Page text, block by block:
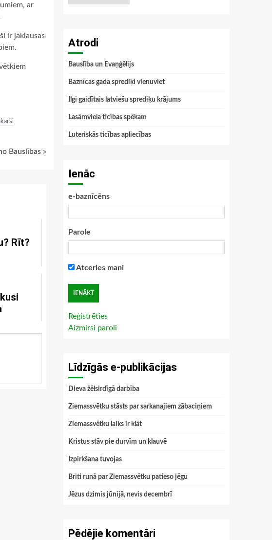
ar
ir jāklausās
Bauslības »
Rīt?
Atrodi
Bauslība un Evaņģēlijs
Baznīcas gada sprediķi vienuviet
Ilgi gaidītais latviešu sprediķu krājums
Lasāmviela ticības spēkam
Luteriskās ticības apliecības
Ienāc
e-baznīcēns
Parole
Atceries mani
Reģistrēties
Aizmirsi paroli
Līdzīgās e-publikācijas
Dieva žēlsirdīgā darbība
Ziemassvētku stāsts par sarkanajiem zābaciņiem
Ziemassvētku laiks ir klāt
Kristus stāv pie durvīm un klauvē
Izpirkšana tuvojas
Briti runā par Ziemassvētku patieso jēgu
Jēzus dzimis jūnijā, nevis decembrī
Pēdējie komentāri